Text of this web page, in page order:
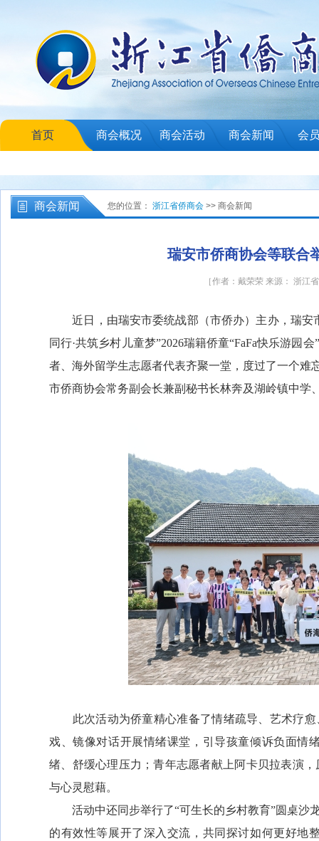
首页 商会概况 商会活动 商会新闻 会
商会新闻 您的位置： 浙江省侨商会 >> 商会新闻
瑞安市侨商协会等联合
［作者：戴荣荣 来源： 浙
近日，由瑞安市委统战部（市侨办）主办，瑞安
同行·共筑乡村儿童梦”2026瑞籍侨童“FaFa快乐游园
者、海外留学生志愿者代表齐聚一堂，度过了一个难
市侨商协会常务副会长兼副秘书长林奔及湖岭镇中
此次活动为侨童精心准备了情绪疏导、艺术疗愈
戏、镜像对话开展情绪课堂，引导孩童倾诉负面情
绪、舒缓心理压力；青年志愿者献上阿卡贝拉表演
与心灵慰藉。
活动中还同步举行了“可生长的乡村教育”圆桌沙
的有效性等展开了深入交流，共同探讨如何更好地